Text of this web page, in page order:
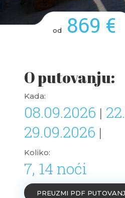
od 869 €
O putovanju:
Kada:
08.09.2026 |
29.09.2026 |
Koliko:
7, 14 noći
PREUZMI PDF